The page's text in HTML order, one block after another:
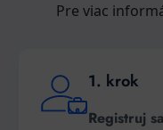
Pre viac
1. krok
Registruj sa